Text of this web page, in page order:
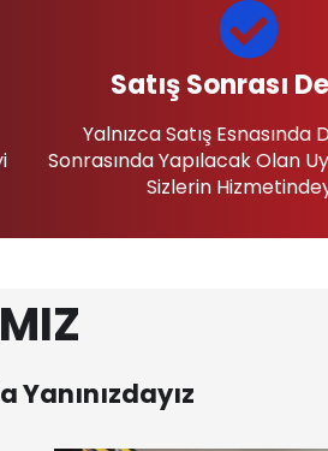
Satış Sonrası
Yalnızca Satış Esnasında
Sonrasında Yapılacak Olan
Sizlerin
Yanınızdayız